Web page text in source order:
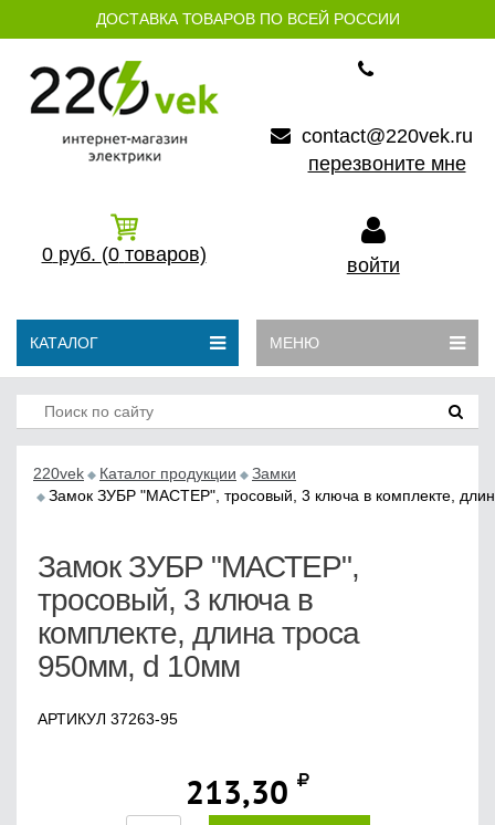
ДОСТАВКА ТОВАРОВ ПО ВСЕЙ РОССИИ
contact@220vek.ru
перезвоните мне
0 руб. (0 товаров) войти
КАТАЛОГ МЕНЮ
220vek Каталог продукции
Замки
Замок ЗУБР "МАСТЕР", тросовый, 3 ключа в комплекте,
Замок ЗУБР "МАСТЕР",
тросовый, 3 ключа в
комплекте, длина троса
950мм, d 10мм
АРТИКУЛ 37263-95
213,30